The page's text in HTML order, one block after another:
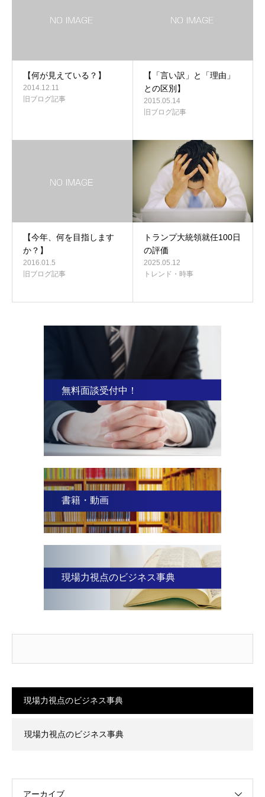
【何が見えている？】
2014.12.11
旧ブログ記事
【「言い訳」と「理由」
との区別】
2015.05.14
旧ブログ記事
【今年、何を目指します
か？】
2016.01.5
旧ブログ記事
トランプ大統領就任100日
の評価
2025.05.12
トレンド・時事
無料面談受付中！
書籍・動画
現場力視点のビジネス事典
現場力視点のビジネス事典
現場力視点のビジネス事典
アーカイブ